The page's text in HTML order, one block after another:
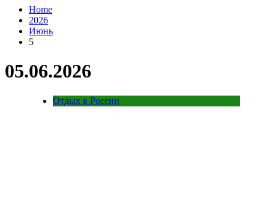
Home
2026
Июнь
5
05.06.2026
Отдых в России